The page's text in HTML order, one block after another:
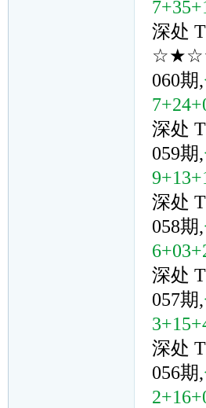
深处
060期,
深处
059期,
深处
058期,
深处
057期,
深处
056期,